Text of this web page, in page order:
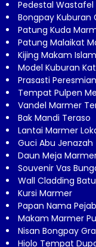
Pedestal
Bongpay Kuburan
Patung Kuda
Patung Malaikat
Kijing Makam Islam
Model Kuburan
Prasasti
Tempat Pulpen
Vandel Marmer
Bak Mandi Teraso
Lantai Marmer
Guci Abu Jenazah
Daun Meja
Souvenir Vas
Wall Cladding
Kursi Marmer
Papan Nama
Makam Marmer
Nisan Bongpay
Hiolo Tempat